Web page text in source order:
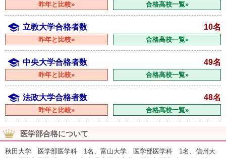
昨年と比較» 合格高校一覧»
立教大学合格者数 10名
昨年と比較» 合格高校一覧»
中央大学合格者数 49名
昨年と比較» 合格高校一覧»
法政大学合格者数 48名
昨年と比較» 合格高校一覧»
医学部合格について
秋田大学 医学部医学科 1名、富山大学 医学部医学科 1名、信州大